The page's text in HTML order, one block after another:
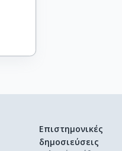
Επιστημονικές
δημοσιεύσεις